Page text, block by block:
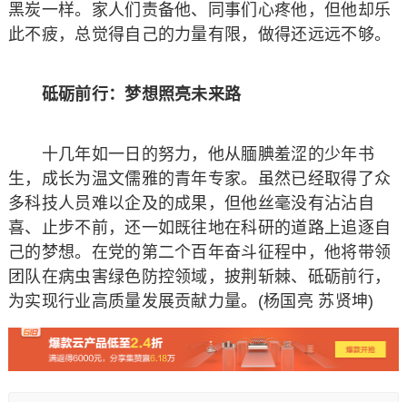
黑炭一样。家人们责备他、同事们心疼他，但他却乐
此不疲，总觉得自己的力量有限，做得还远远不够。
砥砺前行：梦想照亮未来路
十几年如一日的努力，他从腼腆羞涩的少年书
生，成长为温文儒雅的青年专家。虽然已经取得了众
多科技人员难以企及的成果，但他丝毫没有沾沾自
喜、止步不前，还一如既往地在科研的道路上追逐自
己的梦想。在党的第二个百年奋斗征程中，他将带领
团队在病虫害绿色防控领域，披荆斩棘、砥砺前行，
为实现行业高质量发展贡献力量。(杨国亮 苏贤坤)